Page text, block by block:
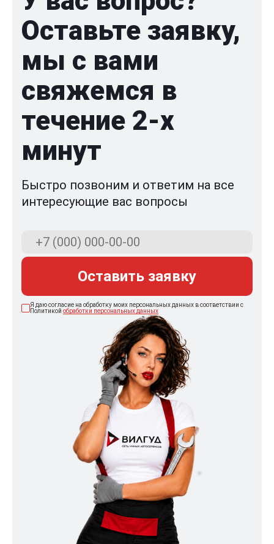
Оставьте заявку,
мы с вами
свяжемся в
течение 2-x
минут
Быстро позвоним и ответим на все
интересующие вас вопросы
Оставить заявку
Я даю согласие на обработку моих персональных данных в соответствии с
Политикой обработки персональных данных